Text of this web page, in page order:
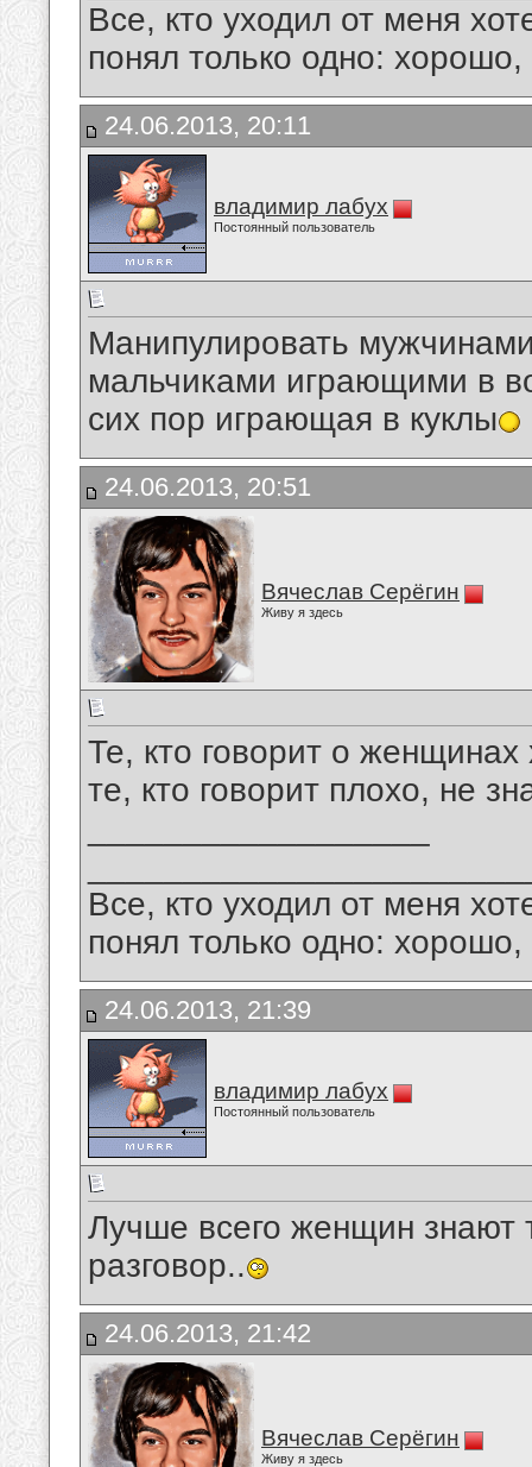
Все, кто уходил от меня
понял только одно:
24.06.2013, 20:11
владимир лабух
Постоянный пользователь
Манипулировать
мальчиками играющими в
сих пор играющая в куклы
24.06.2013, 20:51
Вячеслав Серёгин
Живу я здесь
Те, кто говорит о
те, кто говорит плохо, не
Все, кто уходил от меня
понял только одно:
24.06.2013, 21:39
владимир лабух
Постоянный пользователь
Лучше всего женщин знают
разговор..
24.06.2013, 21:42
Вячеслав Серёгин
Живу я здесь